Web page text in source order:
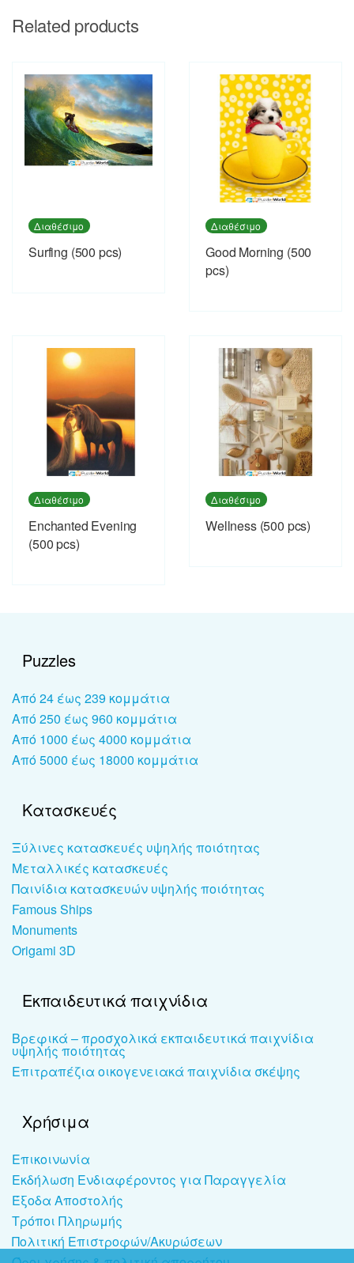
Related products
Διαθέσιμο
Surfing (500 pcs)
Διαθέσιμο
Good Morning (500
pcs)
Διαθέσιμο
Enchanted Evening
(500 pcs)
Διαθέσιμο
Wellness (500 pcs)
Puzzles
Από 24 έως 239 κομμάτια
Από 250 έως 960 κομμάτια
Από 1000 έως 4000 κομμάτια
Από 5000 έως 18000 κομμάτια
Κατασκευές
Ξύλινες κατασκευές υψηλής ποιότητας
Μεταλλικές κατασκευές
Παινίδια κατασκευών υψηλής ποιότητας
Famous Ships
Monuments
Origami 3D
Εκπαιδευτικά παιχνίδια
Βρεφικά – προσχολικά εκπαιδευτικά παιχνίδια
υψηλής ποιότητας
Επιτραπέζια οικογενειακά παιχνίδια σκέψης
Χρήσιμα
Επικοινωνία
Εκδήλωση Ενδιαφέροντος για Παραγγελία
Έξοδα Αποστολής
Τρόποι Πληρωμής
Πολιτική Επιστροφών/Ακυρώσεων